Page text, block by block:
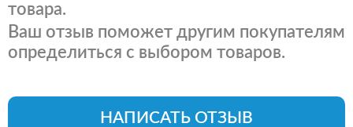
товара.
Ваш отзыв поможет другим покупателям
определиться с выбором товаров.
НАПИСАТЬ ОТЗЫВ